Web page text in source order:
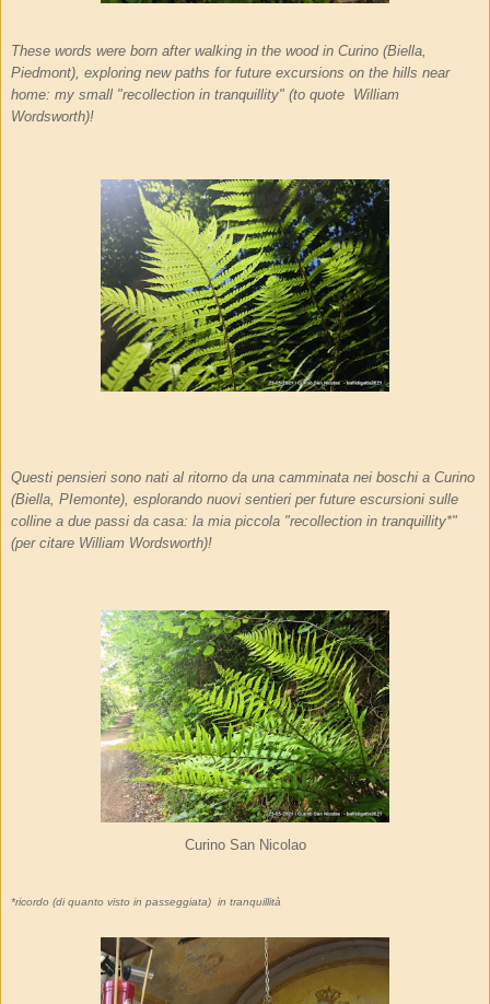
These words were born after walking in the wood in Curino (Biella,
Piedmont), exploring new paths for future excursions on the hills near
home: my small "recollection in tranquillity" (to quote William
Wordsworth)!
Questi pensieri sono nati al ritorno da una camminata nei boschi a Curino
(Biella, PIemonte), esplorando nuovi sentieri per future escursioni sulle
colline a due passi da casa: la mia piccola "recollection in tranquillity*"
(per citare William Wordsworth)!
Curino San Nicolao
*ricordo (di quanto visto in passeggiata) in tranquillità